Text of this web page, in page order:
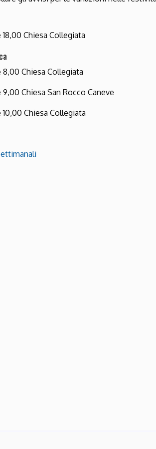
18,00 Chiesa Collegiata
8,00 Chiesa Collegiata
9,00 Chiesa San Rocco Caneve
10,00 Chiesa Collegiata